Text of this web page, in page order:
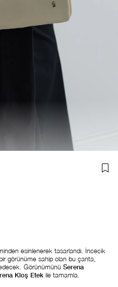
esinlenerek tasarlandı. İncecik
görünüme sahip olan bu çanta,
Görünümünü Serena
Kloş Etek ile tamamla.